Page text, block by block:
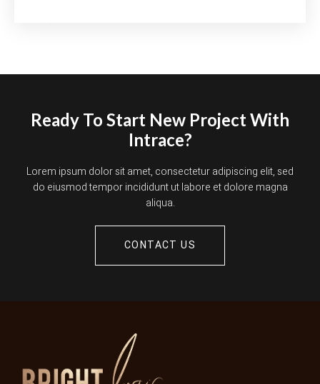
Ready To Start New Project With
Intrace?
Lorem ipsum dolor sit amet, consectetur adipiscing elit, sed
do eiusmod tempor incididunt ut labore et dolore magna
aliqua.
CONTACT US